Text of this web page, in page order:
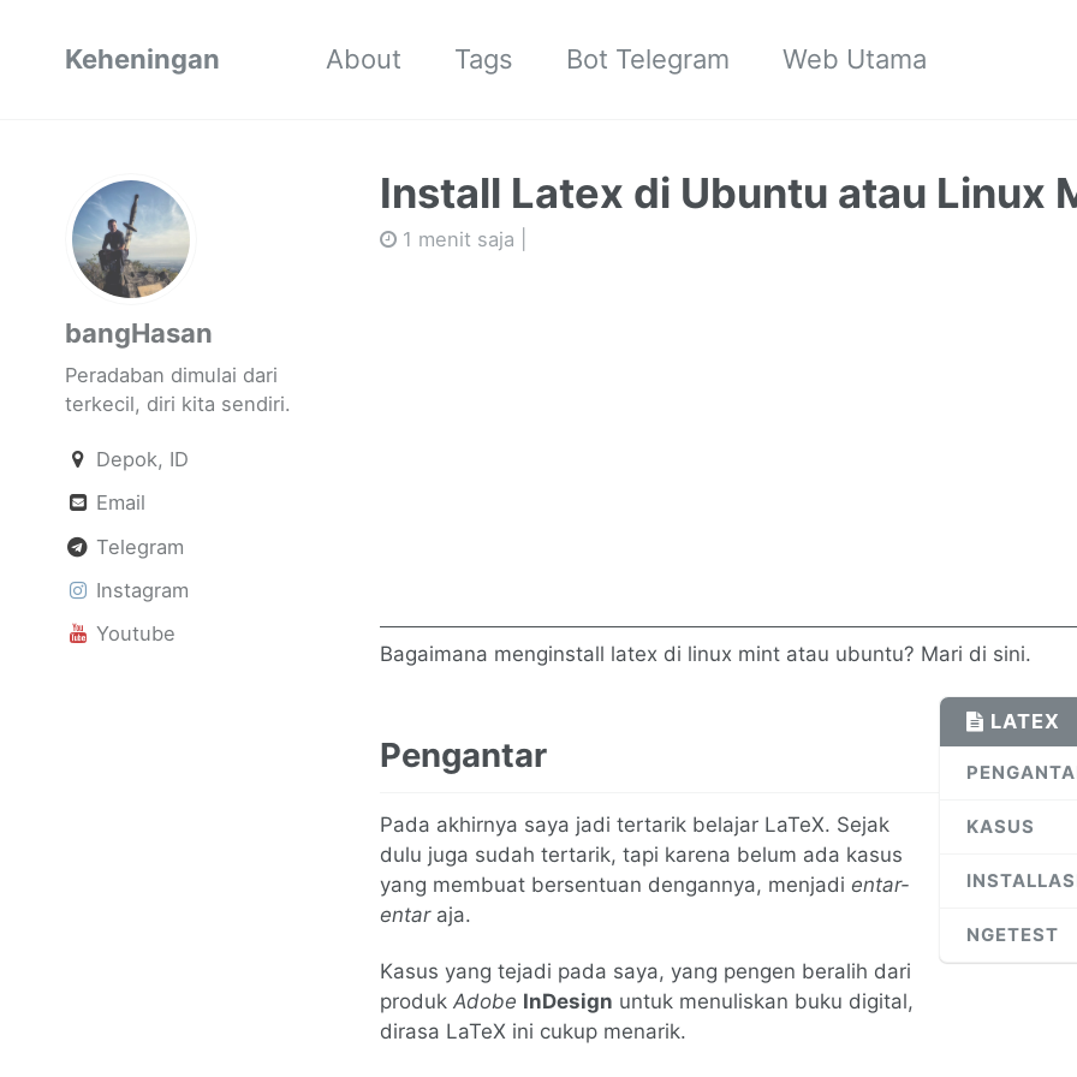
Keheningan About Tags Bot Telegram Web Utama
bangHasan
Peradaban dimulai dari
terkecil, diri kita sendiri.
Depok, ID
Email
Telegram
Instagram
Youtube
Install Latex di Ubuntu atau Linux
1 menit saja |
Bagaimana menginstall latex di linux mint atau ubuntu? Mari di sini.
LATEX
KASUS
NGETEST
Pengantar
Pada akhirnya saya jadi tertarik belajar LaTeX. Sejak
dulu juga sudah tertarik, tapi karena belum ada kasus
yang membuat bersentuan dengannya, menjadi entar-
entaraja.
Kasus yang tejadi pada saya, yang pengen beralih dari
produk Adobe InDesign untuk menuliskan buku digital,
dirasa LaTeX ini cukup menarik.